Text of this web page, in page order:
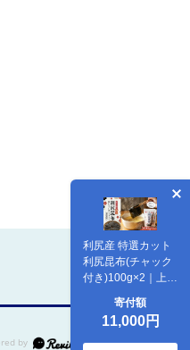
利尻産 特選カット
利尻昆布(チャック
付き)100g×2｜上品
な出汁 カット済み
北海道 保存便利 本
格出汁 [1080003]
寄付額
11,000円